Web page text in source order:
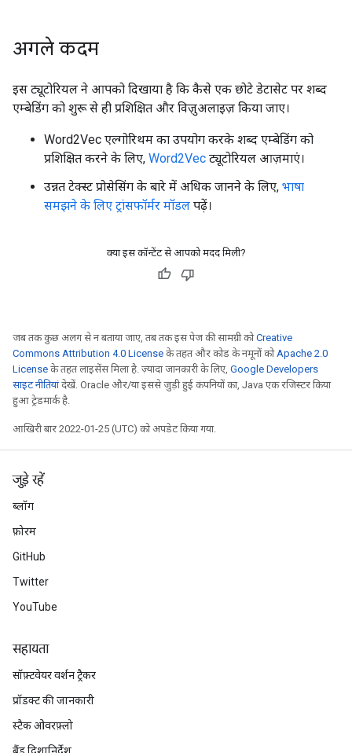
अगले कदम
इस ट्यूटोरियल ने आपको दिखाया है कि कैसे एक छोटे डेटासेट पर शब्द
एम्बेडिंग को शुरू से ही प्रशिक्षित और विज़ुअलाइज़ किया जाए।
Word2Vec एल्गोरिथम का उपयोग करके शब्द एम्बेडिंग को
प्रशिक्षित करने के लिए, Word2Vec ट्यूटोरियल आज़माएं।
उन्नत टेक्स्ट प्रोसेसिंग के बारे में अधिक जानने के लिए, भाषा
समझने के लिए ट्रांसफॉर्मर मॉडल पढ़ें।
क्या इस कॉन्टेंट से आपको मदद मिली?
जब तक कुछ अलग से न बताया जाए, तब तक इस पेज की सामग्री कोCreative
Commons Attribution 4.0 License के तहत और कोड के नमूनों को Apache 2.0
License के तहत लाइसेंस मिला है. ज़्यादा जानकारी के लिए, Google Developers
साइट नीतियांदेखें. Oracle और/या इससे जुड़ी हुई कंपनियों का, Java एक रजिस्टर किया
हुआ ट्रेडमार्क है.
आखिरी बार 2022-01-25 (UTC) को अपडेट किया गया.
जुड़े रहें
ब्लॉग
फ़ोरम
GitHub
Twitter
YouTube
सहायता
सॉफ़्टवेयर वर्शन ट्रैकर
प्रॉडक्ट की जानकारी
स्टैक ओवरफ़्लो
ब्रैंड दिशानिर्देश